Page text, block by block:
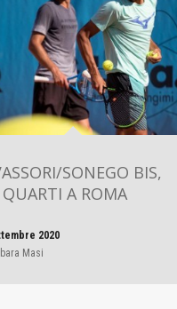
SONEGO BIS,
A ROMA
2020
Masi